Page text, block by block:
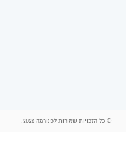
© כל הזכויות שמורות לפנורמה 2026.